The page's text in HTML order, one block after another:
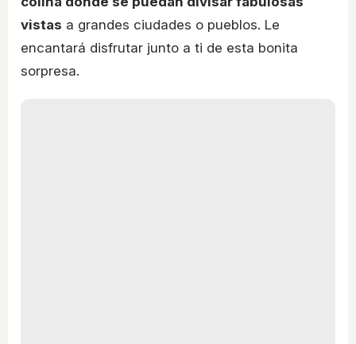
vistas a grandes ciudades o pueblos. Le
encantará disfrutar junto a ti de esta bonita
sorpresa.